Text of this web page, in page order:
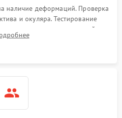
наличие деформаций. Проверка
и окуляра. Тестирование
поправок, кольца отстройки
сколов, внутренних